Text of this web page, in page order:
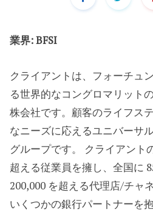
業界: BFSI
クライアントは、フォーチュ
る世界的なコングロマリット
株会社です。顧客のライフス
なニーズに応えるユニバーサ
グループです。 クライアント
超える従業員を擁し、全国に
200,000 を超える代理店/チャ
いくつかの銀行パートナーを